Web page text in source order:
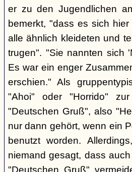
er zu den Jugendlichen
bemerkt, "dass es sich
alle ähnlich kleideten und
trugen". "Sie nannten sich
Es war ein enger
erschien." Als
"Ahoi" oder "Horrido"
"Deutschen Gruß", also
nur dann gehört, wenn ein
benutzt worden.
niemand gesagt, dass
"Deutschen Gruß"